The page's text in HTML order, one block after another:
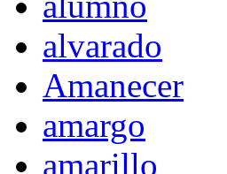
alvarado
Amanecer
amargo
amarillo